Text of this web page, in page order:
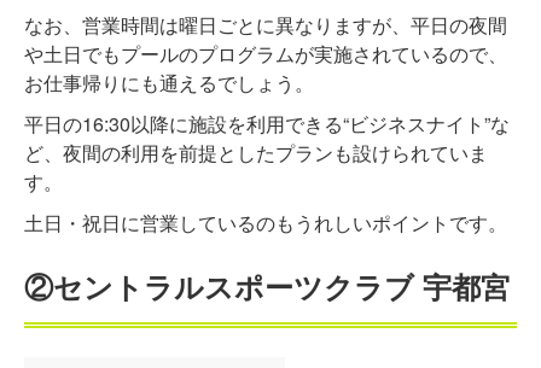
なお、営業時間は曜日ごとに異なりますが、平日の夜間
や土日でもプールのプログラムが実施されているので、
お仕事帰りにも通えるでしょう。
平日の16:30以降に施設を利用できる“ビジネスナイト”な
ど、夜間の利用を前提としたプランも設けられていま
す。
土日・祝日に営業しているのもうれしいポイントです。
②セントラルスポーツクラブ 宇都宮